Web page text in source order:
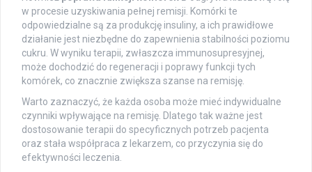
w procesie uzyskiwania pełnej remisji. Komórki te
odpowiedzialne są za produkcję insuliny, a ich prawidłowe
działanie jest niezbędne do zapewnienia stabilności poziomu
cukru. W wyniku terapii, zwłaszcza immunosupresyjnej,
może dochodzić do regeneracji i poprawy funkcji tych
komórek, co znacznie zwiększa szanse na remisję.
Warto zaznaczyć, że każda osoba może mieć indywidualne
czynniki wpływające na remisję. Dlatego tak ważne jest
dostosowanie terapii do specyficznych potrzeb pacjenta
oraz stała współpraca z lekarzem, co przyczynia się do
efektywności leczenia.